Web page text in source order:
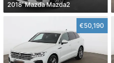
2018' Mazda Mazda2
€50,190